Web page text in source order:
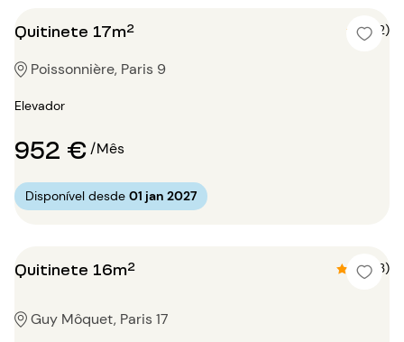
Quitinete 17m² 4 (2)
Poissonnière, Paris 9
Elevador
952 €/Mês
Disponível desde 01 jan 2027
Quitinete 16m² 4.3 (3)
Guy Môquet, Paris 17